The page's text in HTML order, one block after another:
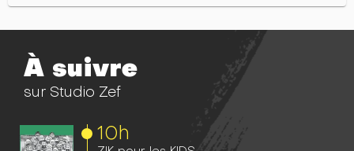
À suivre
sur Studio Zef
10h